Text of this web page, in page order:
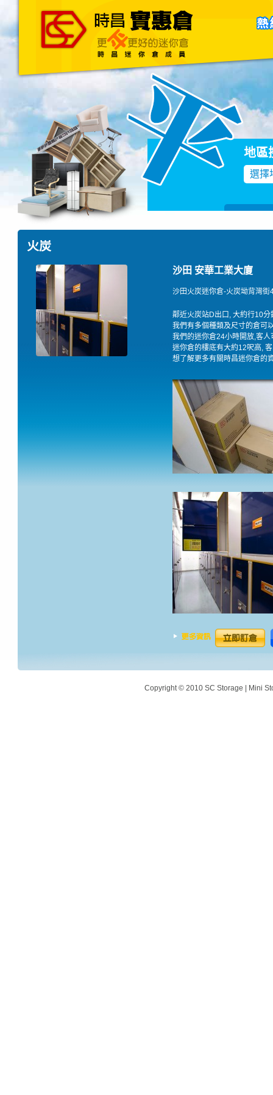
主頁 關於我們 聯絡我們
地區
選擇
火炭
沙田 安華工業大廈
沙田火炭迷你倉-火炭坳背灣
鄰近火炭站D出口, 大約行10
我們有多個種類及尺寸的倉可
我們的迷你倉24小時開放,客
迷你倉的樓底有大約12呎高,
想了解更多有關時昌迷你倉的
Copyright © 2010 SC Storage | Mini